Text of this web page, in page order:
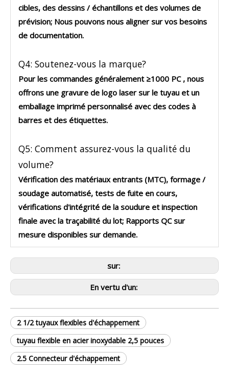
cibles, des dessins / échantillons et des volumes de
prévision; Nous pouvons nous aligner sur vos besoins
de documentation.
Q4: Soutenez-vous la marque?
Pour les commandes généralement ≥1000 PC , nous
offrons une gravure de logo laser sur le tuyau et un
emballage imprimé personnalisé avec des codes à
barres et des étiquettes.
Q5: Comment assurez-vous la qualité du
volume?
Vérification des matériaux entrants (MTC), formage /
soudage automatisé, tests de fuite en cours,
vérifications d'intégrité de la soudure et inspection
finale avec la traçabilité du lot; Rapports QC sur
mesure disponibles sur demande.
sur:
En vertu d'un:
2 1/2 tuyaux flexibles d'échappement
tuyau flexible en acier inoxydable 2,5 pouces
2.5 Connecteur d'échappement